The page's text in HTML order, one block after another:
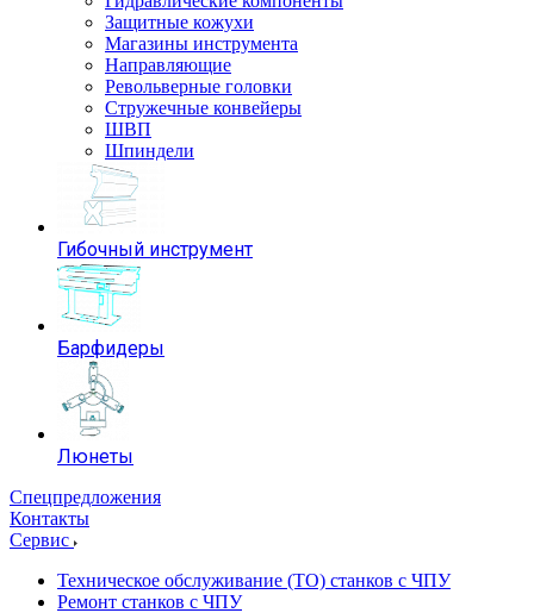
Защитные кожухи
Магазины инструмента
Направляющие
Револьверные головки
Стружечные конвейеры
ШВП
Шпиндели
Гибочный инструмент
Барфидеры
Люнеты
Спецпредложения
Контакты
Сервис
Техническое обслуживание (ТО) станков с ЧПУ
Ремонт станков с ЧПУ